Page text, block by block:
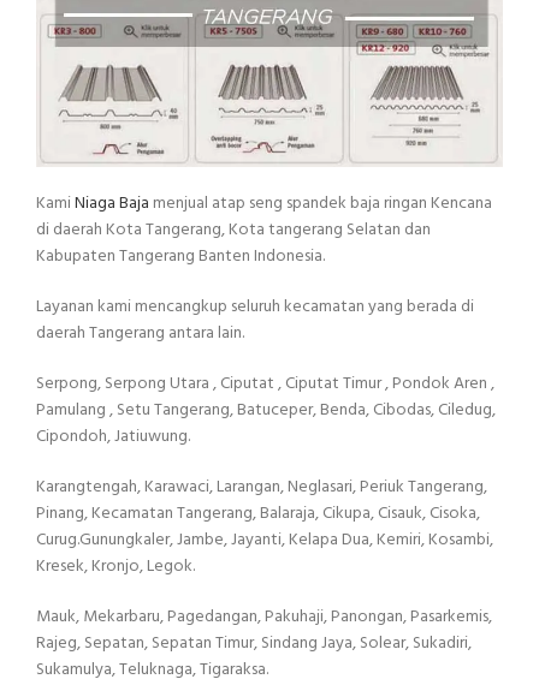
KamiNiaga Baja menjual atap seng spandek baja ringan Kencana
di daerah Kota Tangerang, Kota tangerang Selatan dan
Kabupaten Tangerang Banten Indonesia.
Layanan kami mencangkup seluruh kecamatan yang berada di
daerah Tangerang antara lain.
Serpong, Serpong Utara , Ciputat , Ciputat Timur , Pondok Aren ,
Pamulang , Setu Tangerang, Batuceper, Benda, Cibodas, Ciledug,
Cipondoh, Jatiuwung.
Karangtengah, Karawaci, Larangan, Neglasari, Periuk Tangerang,
Pinang, Kecamatan Tangerang, Balaraja, Cikupa, Cisauk, Cisoka,
Curug.Gunungkaler, Jambe, Jayanti, Kelapa Dua, Kemiri, Kosambi,
Kresek, Kronjo, Legok.
Mauk, Mekarbaru, Pagedangan, Pakuhaji, Panongan, Pasarkemis,
Rajeg, Sepatan, Sepatan Timur, Sindang Jaya, Solear, Sukadiri,
Sukamulya, Teluknaga, Tigaraksa.